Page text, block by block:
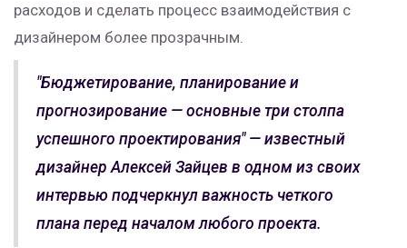
расходов и сделать процесс взаимодействия с
дизайнером более прозрачным.
"Бюджетирование, планирование и
прогнозирование — основные три столпа
успешного проектирования" — известный
дизайнер Алексей Зайцев в одном из своих
интервью подчеркнул важность четкого
плана перед началом любого проекта.